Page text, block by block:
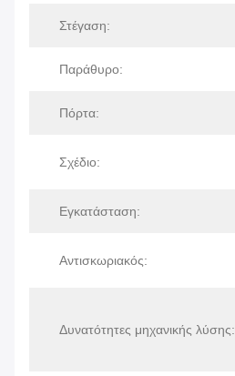
Στέγαση:
Παράθυρο:
Πόρτα:
Σχέδιο:
Εγκατάσταση:
Αντισκωριακός:
Δυνατότητες μηχανικής λύσης: